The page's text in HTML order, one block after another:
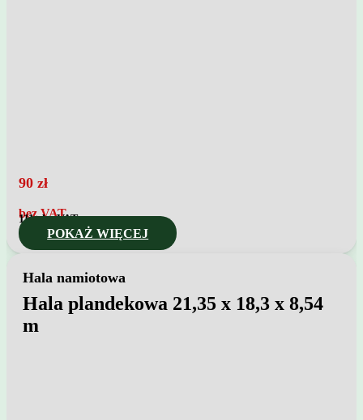
90 zł
bez VAT
111zł z VAT
POKAŻ WIĘCEJ
Hala namiotowa
Hala plandekowa 21,35 x 18,3 x 8,54
m